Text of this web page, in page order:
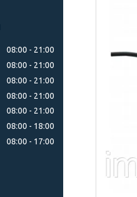
08:00 21:00
08:00 21:00
08:00 21:00
08:00 21:00
08:00 21:00
08:00 18:00
08:00 17:00